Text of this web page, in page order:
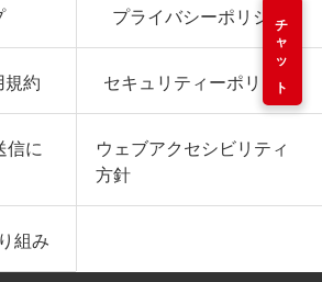
チャット
プライバシーポリシー
規約 セキュリティーポリシー
信に
ウェブアクセシビリティ
方針
組み